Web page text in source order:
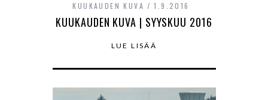
KUUKAUDEN KUVA 1.9.2016
KUUKAUDEN KUVA | SYYSKUU 2016
LUE LISÄÄ